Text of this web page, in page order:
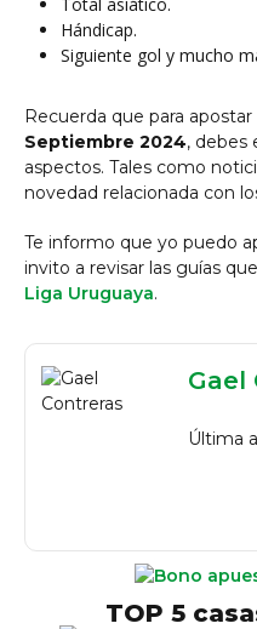
Hándicap.
Siguiente gol y mucho
Recuerda que para
Septiembre 2024, debes
aspectos. Tales como
novedad relacionada con
Te informo que yo puedo
invito a revisar las guías
Liga Uruguaya.
Gael
Última
TOP 5